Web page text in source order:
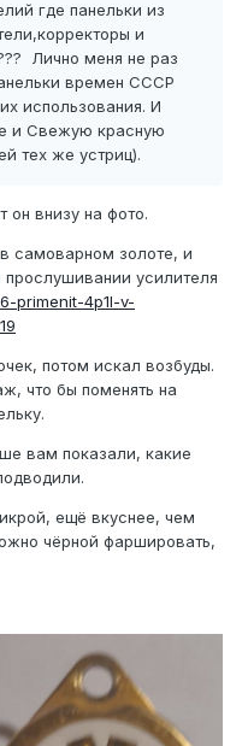
где панельки из
и
Лично меня не раз
времен СССР
использования. И
и Свежую красную
тех же устриц).
он внизу на фото.
самоварном золоте, и
усилителя
primenit-4p1l-v-
потом искал возбуды.
что бы поменять на
вам показали, какие
ещё вкуснее, чем
чёрной фаршировать,